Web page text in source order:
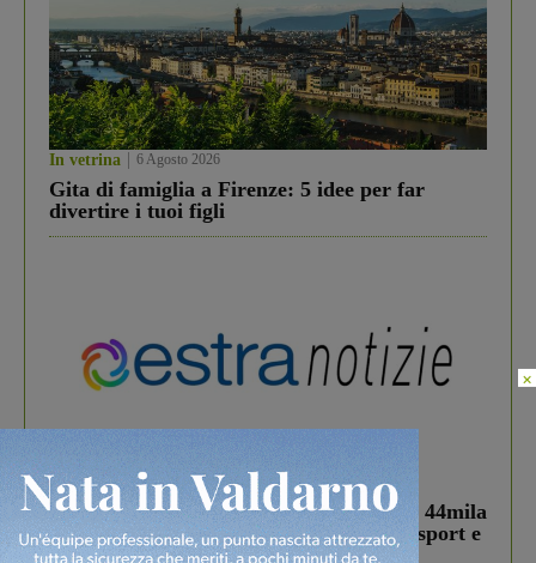
In vetrina 6 Agosto 2026
Gita di famiglia a Firenze: 5 idee per far
divertire i tuoi figli
In vetrina 3 Agosto 2026
Estra Notizie agosto: Smart Cities, oltre 44mila
studenti coinvolti, torna il bando per lo sport e
debutta il podcast Estrair
×